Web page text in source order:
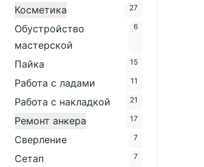
Косметика 27
Обустройство
мастерской
6
Пайка 15
Работа с ладами 11
Работа с накладкой 21
Ремонт анкера 17
Сверление 7
Сетап 7